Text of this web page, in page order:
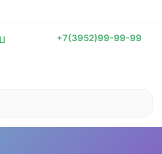
+7(3952)99-99-99